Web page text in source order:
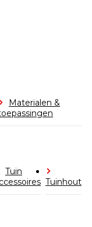
Materialen &
Tuin
Tuinhout